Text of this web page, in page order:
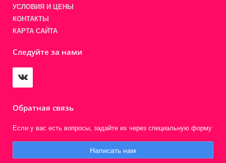
УСЛОВИЯ И ЦЕНЫ
КОНТАКТЫ
КАРТА САЙТА
Следуйте за нами
Обратная связь
Если у вас есть вопросы, задайте их через специальную форму
Написать нам